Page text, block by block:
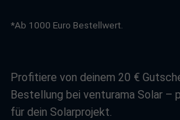
*Ab 1000 Euro Bestellwert.
Profitiere von deinem 20 €
Bestellung bei venturama Solar –
für dein Solarprojekt.